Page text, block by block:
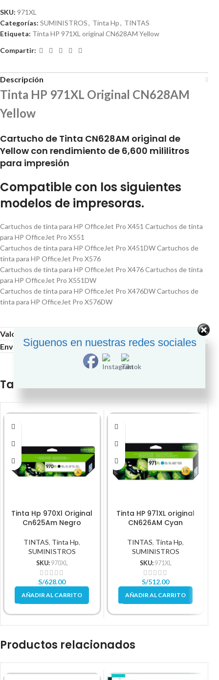
SKU: 971XL
Categorías: SUMINISTROS, Tinta Hp, TINTAS
Etiqueta: Tinta HP 971XL original CN628AM Yellow
Compartir:
Descripción
Tinta HP 971XL Original CN628AM
Yellow
Cartucho de Tinta CN628AM original de
Yellow con rendimiento de 6,600 mililitros
para impresión
Compatible con los siguientes
modelos de impresoras.
Cartuchos de tinta para HP OfficeJet Pro X451 Cartuchos de tinta
para HP OfficeJet Pro X551
Cartuchos de tinta para HP OfficeJet Pro X451DW Cartuchos de
tinta para HP OfficeJet Pro X576
Cartuchos de tinta para HP OfficeJet Pro X476 Cartuchos de tinta
para HP OfficeJet Pro X551DW
Cartuchos de tinta para HP OfficeJet Pro X476DW Cartuchos de
tinta para HP OfficeJet Pro X576DW
Valoraciones (0)
Envío y Entrega
También te recomendamos…
Tinta Hp 970Xl Original
Cn625Am Negro
TINTAS, Tinta Hp,
SUMINISTROS
SKU: 970XL
S/628.00
AÑADIR AL CARRITO
Tinta HP 971XL original
CN626AM Cyan
TINTAS, Tinta Hp,
SUMINISTROS
SKU: 971XL
S/512.00
AÑADIR AL CARRITO
Productos relacionados
Siguenos en nuestras redes sociales